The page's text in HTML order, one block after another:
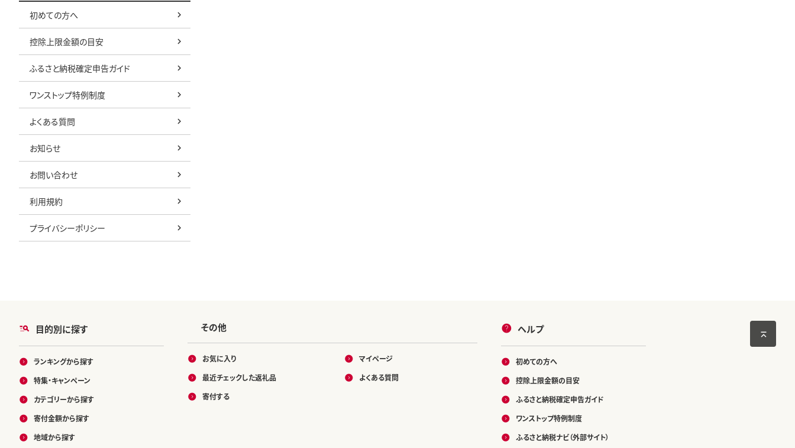
初めての方へ
控除上限金額の目安
ふるさと納税確定申告ガイド
ワンストップ特例制度
よくある質問
お知らせ
お問い合わせ
利用規約
プライバシーポリシー
目的別に探す
ランキングから探す
特集・キャンペーン
カテゴリーから探す
寄付金額から探す
地域から探す
その他
お気に入り
最近チェックした返礼品
寄付する
マイページ
よくある質問
ヘルプ
初めての方へ
控除上限金額の目安
ふるさと納税確定申告ガイド
ワンストップ特例制度
ふるさと納税ナビ（外部サイト）